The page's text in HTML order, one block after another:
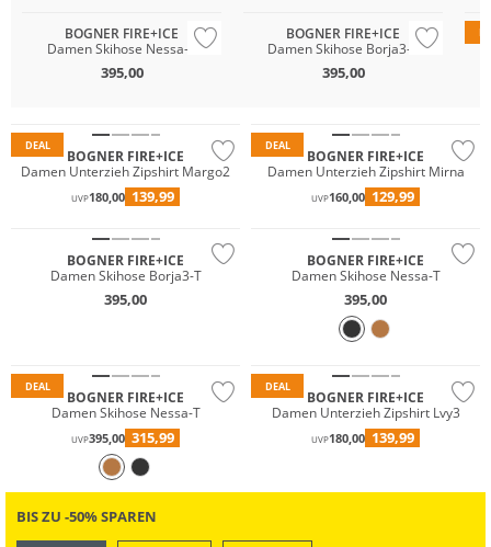
BOGNER FIRE+ICE
Damen Skihose Nessa-T
395,00
BOGNER FIRE+ICE
Damen Skihose Borja3-T
395,00
DEAL
BOGNER FIRE+ICE
Damen Unterzieh Zipshirt Margo2
UVP180,00 139,99
DEAL
BOGNER FIRE+ICE
Damen Unterzieh Zipshirt Mirna
UVP160,00 129,99
Wasserfest
BOGNER FIRE+ICE
Damen Skihose Borja3-T
395,00
Wasserfest
BOGNER FIRE+ICE
Damen Skihose Nessa-T
395,00
DEAL
BOGNER FIRE+ICE
Damen Skihose Nessa-T
UVP395,00 315,99
DEAL
BOGNER FIRE+ICE
Damen Unterzieh Zipshirt Lvy3
UVP180,00 139,99
BIS ZU -50% SPAREN